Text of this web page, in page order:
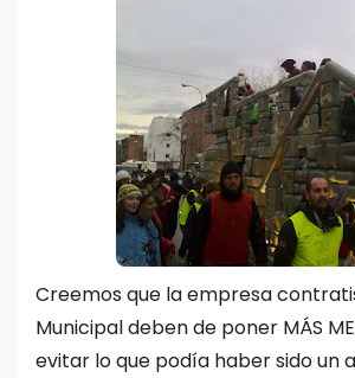
Creemos que la empresa
Municipal deben de poner MÁS
evitar lo que podía haber sido un